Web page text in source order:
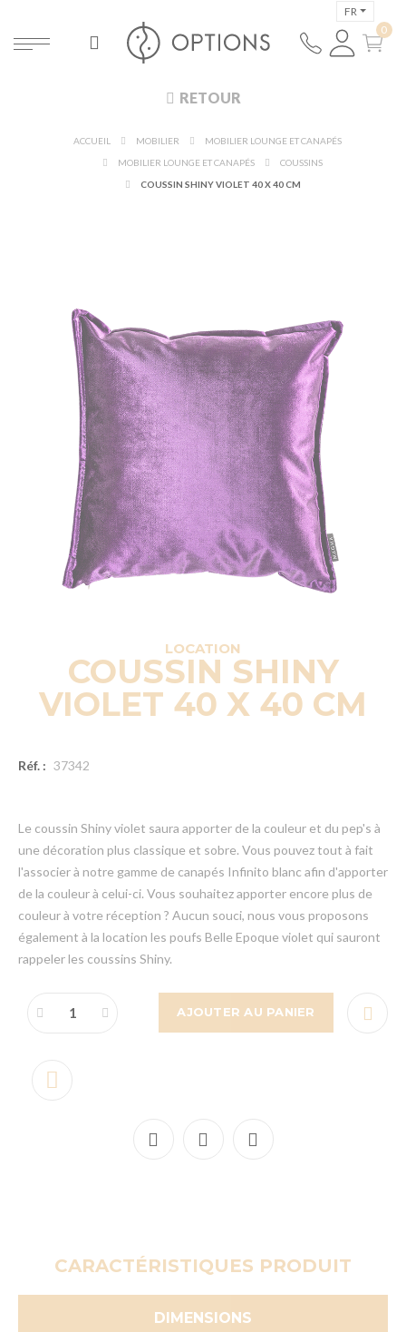
FR
RETOUR
ACCUEIL MOBILIER
MOBILIER LOUNGE ET CANAPÉS
MOBILIER LOUNGE ET CANAPÉS
COUSSINS
COUSSIN SHINY VIOLET 40 X 40 CM
LOCATION
COUSSIN SHINY
VIOLET 40 X 40 CM
Réf. : 37342
Le coussin Shiny violet saura apporter de la couleur et du pep's à
une décoration plus classique et sobre. Vous pouvez tout à fait
l'associer à notre gamme de canapés Infinito blanc afin d'apporter
de la couleur à celui-ci. Vous souhaitez apporter encore plus de
couleur à votre réception ? Aucun souci, nous vous proposons
également à la location les poufs Belle Epoque violet qui sauront
rappeler les coussins Shiny.
AJOUTER AU PANIER
CARACTÉRISTIQUES PRODUIT
DIMENSIONS